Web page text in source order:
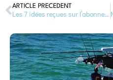
ARTICLE PRÉCÉDENT
Les 7 idées reçues sur l’abonnement bateau